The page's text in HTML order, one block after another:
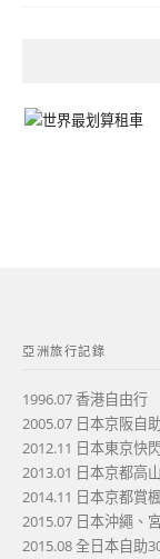
亞洲旅行記錄
1996.07 香港自由行
2005.07 日本京阪自
2012.11 日本東京快
2013.01 日本京都高
2014.11 日本京都賞
2015.07 日本沖繩、
2015.08 全日本自助